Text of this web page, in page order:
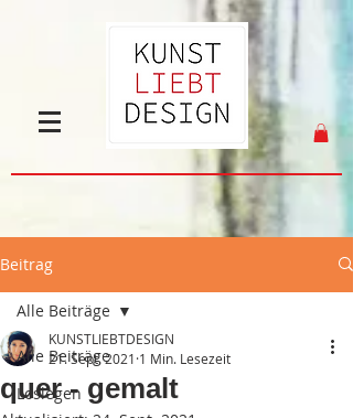
Beitrag
Alle Beiträge
Loslegen
Alle Beiträge
quer - gemalt
KUNSTLIEBTDESIGN
21. Sept. 2021 1 Min. Lesezeit